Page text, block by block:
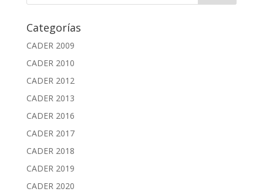
Categorías
CADER 2009
CADER 2010
CADER 2012
CADER 2013
CADER 2016
CADER 2017
CADER 2018
CADER 2019
CADER 2020